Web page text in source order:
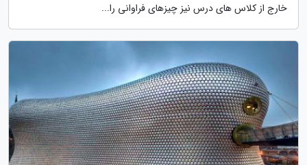
خارج از کلاس های درس نیز چیزهای فراوانی را...